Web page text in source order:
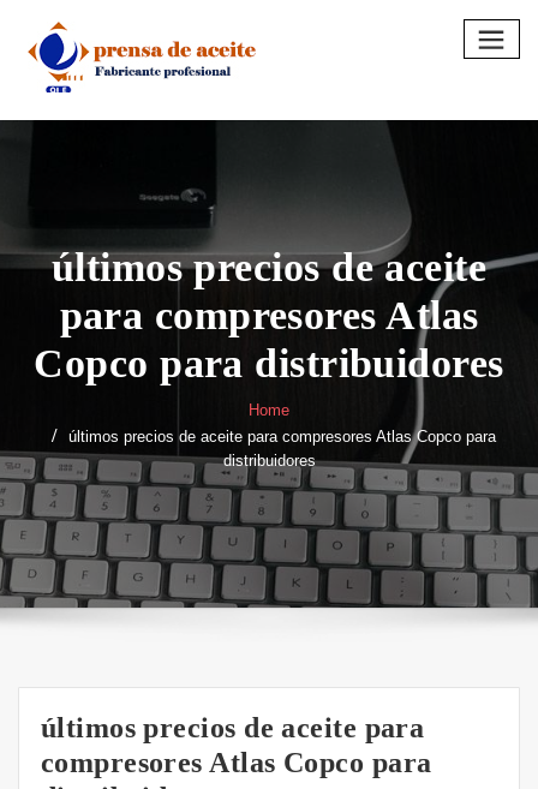
content
últimos precios de aceite
para compresores Atlas
Copco para distribuidores
Home
últimos precios de aceite para compresores Atlas Copco para
distribuidores
últimos precios de aceite para
compresores Atlas Copco para